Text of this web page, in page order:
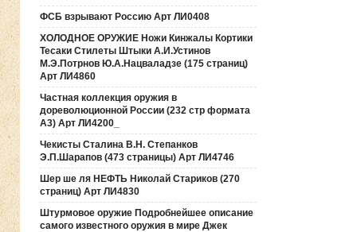
ФСБ взрывают Россию Арт ЛИ0408
ХОЛОДНОЕ ОРУЖИЕ Ножи Кинжалы Кортики
Тесаки Стилеты Штыки А.И.Устинов
М.Э.Потрнов Ю.А.Нацваладзе (175 страниц)
Арт ЛИ4860
Частная коллекция оружия в
дореволюционной России (232 стр формата
А3) Арт ЛИ4200_
Чекисты Сталина В.Н. Степанков
Э.П.Шарапов (473 страницы) Арт ЛИ4746
Шер ше ля НЕФТЬ Николай Стариков (270
страниц) Арт ЛИ4830
Штурмовое оружие Подробнейшее описание
самого известного оружия в мире Джек